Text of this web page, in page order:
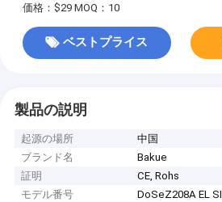
価格：$29 MOQ：10
ベストプライス
製品の説明
起源の場所
中国
ブランド名
Bakue
証明
CE, Rohs
モデル番号
DoSeZ208A EL SI